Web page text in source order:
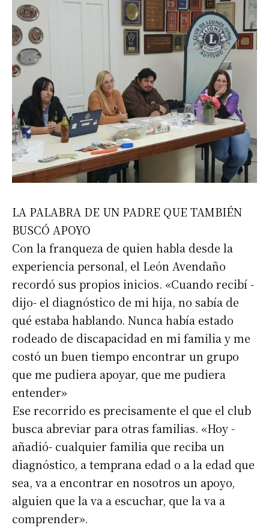
Suscribirme gratis
Dirección de correo electrónico *
Nombre
Apellidos
LA PALABRA DE UN PADRE QUE TAMBIÉN
BUSCÓ APOYO
Con la franqueza de quien habla desde la
experiencia personal, el León Avendaño
recordó sus propios inicios. «Cuando recibí -
dijo- el diagnóstico de mi hija, no sabía de
qué estaba hablando. Nunca había estado
rodeado de discapacidad en mi familia y me
costó un buen tiempo encontrar un grupo
que me pudiera apoyar, que me pudiera
entender»
Ese recorrido es precisamente el que el club
busca abreviar para otras familias. «Hoy -
añadió- cualquier familia que reciba un
diagnóstico, a temprana edad o a la edad que
sea, va a encontrar en nosotros un apoyo,
alguien que la va a escuchar, que la va a
comprender».